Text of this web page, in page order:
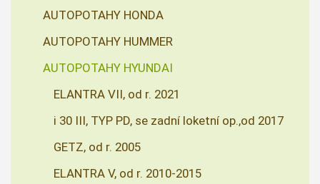
AUTOPOTAHY HONDA
AUTOPOTAHY HUMMER
AUTOPOTAHY HYUNDAI
ELANTRA VII, od r. 2021
i 30 III, TYP PD, se zadní loketní op.,od 2017
GETZ, od r. 2005
ELANTRA V, od r. 2010-2015